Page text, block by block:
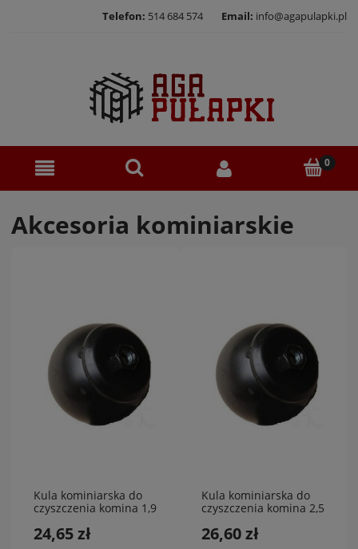
Telefon: 514 684 574 Email: info@agapulapki.pl
Akcesoria kominiarskie
Kula kominiarska do
czyszczenia komina 1,9
24,65 zł
Kula kominiarska do
czyszczenia komina 2,5
26,60 zł